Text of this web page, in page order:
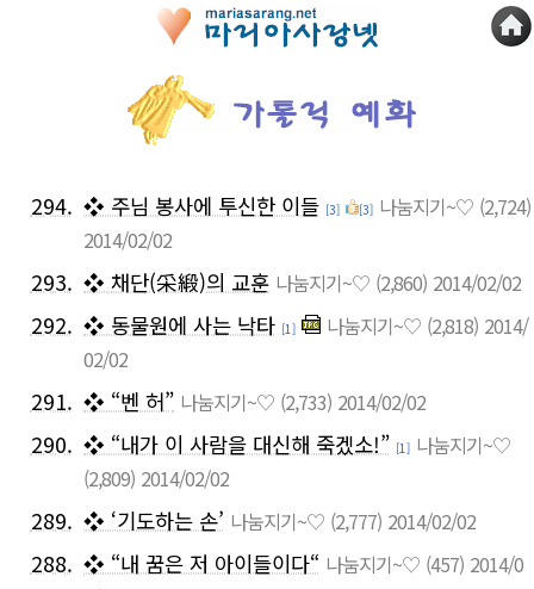
294. ❖ 주님 봉사에 투신한 이들 [3] [3] 나눔지기~♡ (2,724)
2014/02/02
293. ❖ 채단(采緞)의 교훈 나눔지기~♡ (2,860) 2014/02/02
292. ❖ 동물원에 사는 낙타 [1] 나눔지기~♡ (2,818) 2014/
02/02
291. ❖ “벤 허” 나눔지기~♡ (2,733) 2014/02/02
290. ❖ “내가 이 사람을 대신해 죽겠소!” [1] 나눔지기~♡
(2,809) 2014/02/02
289. ❖ ‘기도하는 손’ 나눔지기~♡ (2,777) 2014/02/02
288. ❖ “내 꿈은 저 아이들이다“ 나눔지기~♡ (457) 2014/0